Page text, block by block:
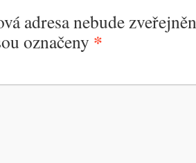
adresa nebude
označeny *